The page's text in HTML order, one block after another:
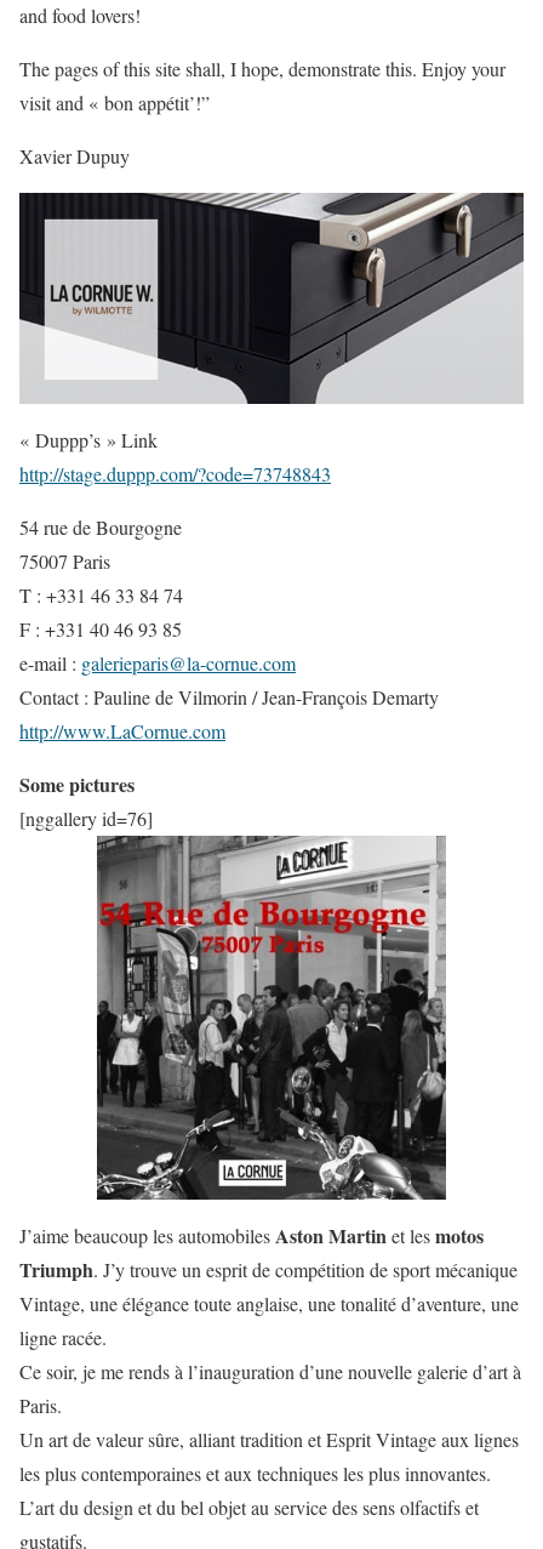
and food lovers!
The pages of this site shall, I hope, demonstrate this. Enjoy your
visit and « bon appétit’!”
Xavier Dupuy
« Duppp’s » Link
http://stage.duppp.com/?code=73748843
54 rue de Bourgogne
75007 Paris
T : +331 46 33 84 74
F : +331 40 46 93 85
e-mail : galerieparis@la-cornue.com
Contact : Pauline de Vilmorin / Jean-François Demarty
http://www.LaCornue.com
Some pictures
[nggallery id=76]
J’aime beaucoup les automobilesAston Martinet lesmotos
Triumph. J’y trouve un esprit de compétition de sport mécanique
Vintage, une élégance toute anglaise, une tonalité d’aventure, une
ligne racée.
Ce soir, je me rends à l’inauguration d’une nouvelle galerie d’art à
Paris.
Un art de valeur sûre, alliant tradition et Esprit Vintage aux lignes
les plus contemporaines et aux techniques les plus innovantes.
L’art du design et du bel objet au service des sens olfactifs et
gustatifs.